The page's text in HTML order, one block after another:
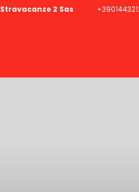
Stravacanze 2 Sas